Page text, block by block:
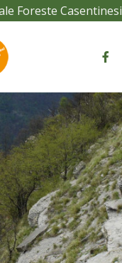
Foreste Casentinesi